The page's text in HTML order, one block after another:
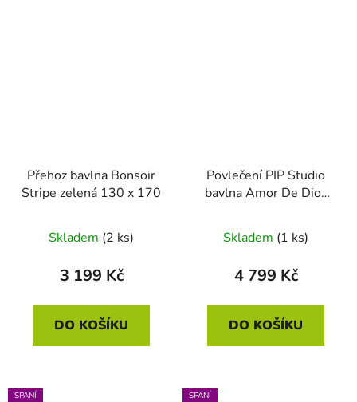
Přehoz bavlna Bonsoir
Stripe zelená 130 x 170
Skladem (2 ks)
3 199 Kč
DO KOŠÍKU
Povlečení PIP Studio
bavlna Amor De Dios
70 x 90
Skladem (1 ks)
4 799 Kč
DO KOŠÍKU
SPANÍ SPANÍ